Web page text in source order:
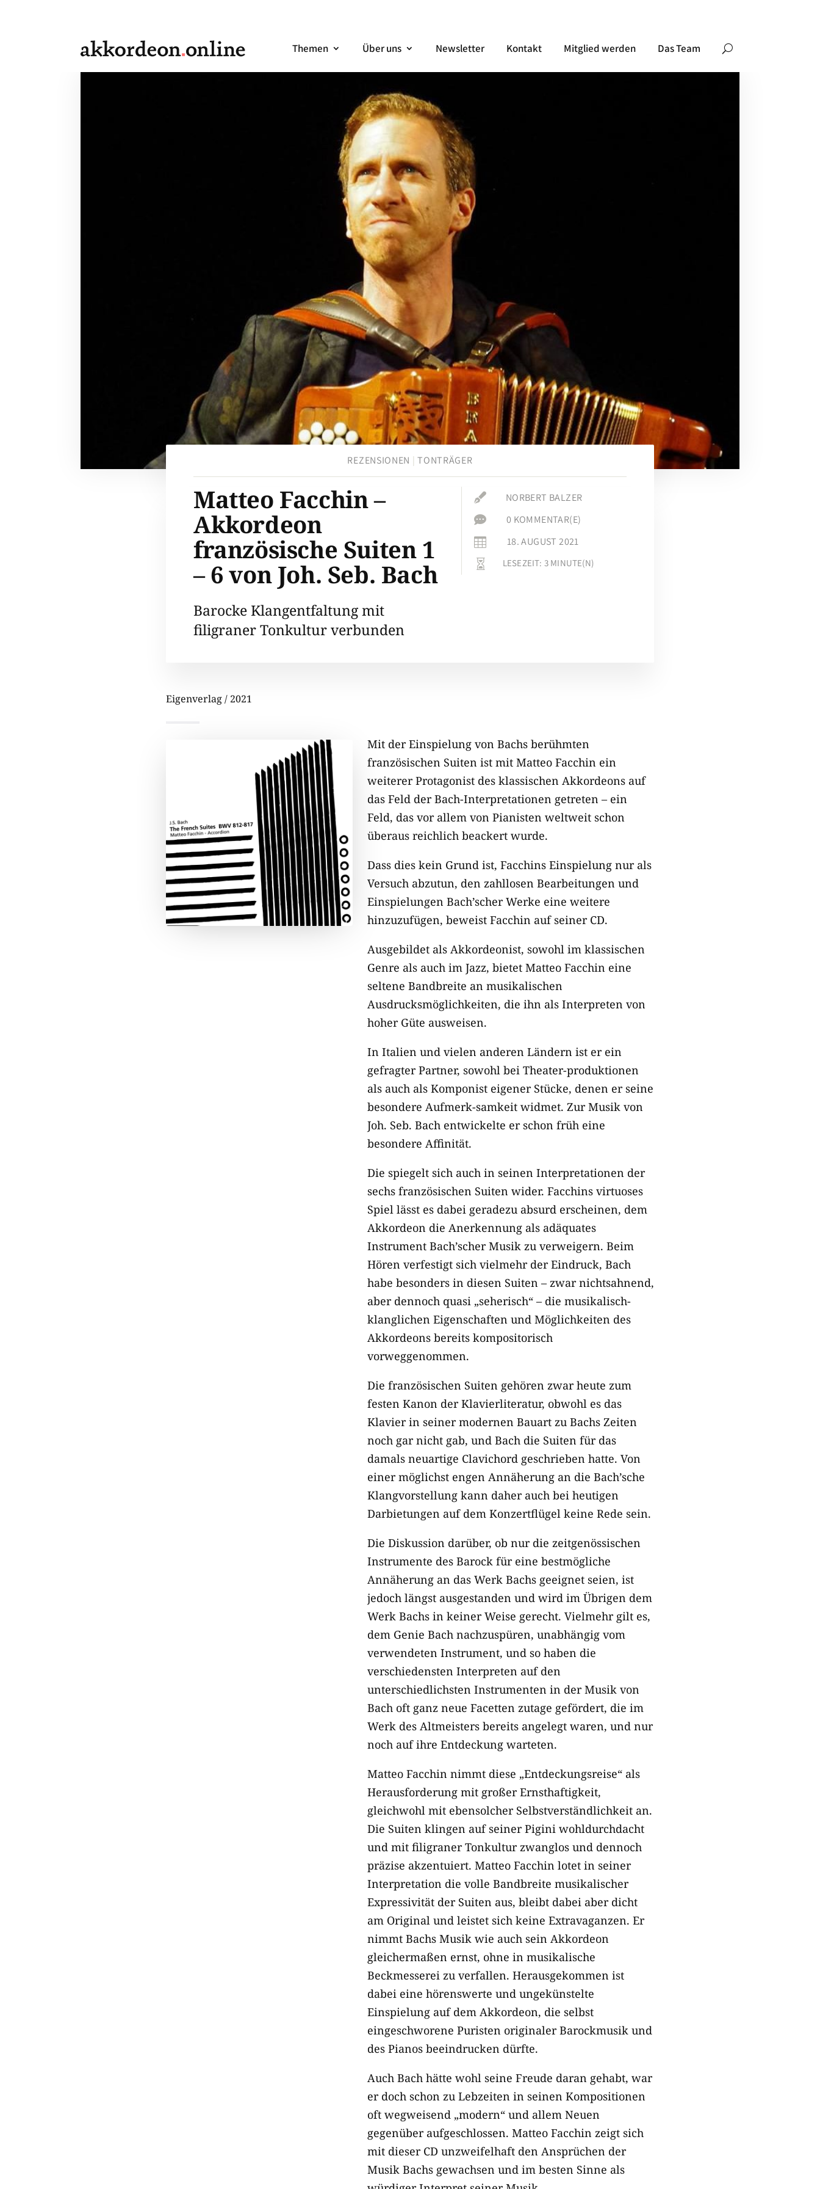
Themen Über uns Newsletter Kontakt Mitglied werden Das Team
REZENSIONEN |TONTRÄGER
Matteo Facchin –
Akkordeon
französische Suiten 1
– 6 von Joh. Seb. Bach
Barocke Klangentfaltung mit
filigraner Tonkultur verbunden

NORBERT BALZER

0 KOMMENTAR(E)
 18. AUGUST 2021
 LESEZEIT: 3 MINUTE(N)
Eigenverlag / 2021
Mit der Einspielung von Bachs berühmten
französischen Suiten ist mit Matteo Facchin ein
weiterer Protagonist des klassischen Akkordeons auf
das Feld der Bach-Interpretationen getreten – ein
Feld, das vor allem von Pianisten weltweit schon
überaus reichlich beackert wurde.
Dass dies kein Grund ist, Facchins Einspielung nur als
Versuch abzutun, den zahllosen Bearbeitungen und
Einspielungen Bach’scher Werke eine weitere
hinzuzufügen, beweist Facchin auf seiner CD.
Ausgebildet als Akkordeonist, sowohl im klassischen
Genre als auch im Jazz, bietet Matteo Facchin eine
seltene Bandbreite an musikalischen
Ausdrucksmöglichkeiten, die ihn als Interpreten von
hoher Güte ausweisen.
In Italien und vielen anderen Ländern ist er ein
gefragter Partner, sowohl bei Theater-produktionen
als auch als Komponist eigener Stücke, denen er seine
besondere Aufmerk-samkeit widmet. Zur Musik von
Joh. Seb. Bach entwickelte er schon früh eine
besondere Affinität.
Die spiegelt sich auch in seinen Interpretationen der
sechs französischen Suiten wider. Facchins virtuoses
Spiel lässt es dabei geradezu absurd erscheinen, dem
Akkordeon die Anerkennung als adäquates
Instrument Bach’scher Musik zu verweigern. Beim
Hören verfestigt sich vielmehr der Eindruck, Bach
habe besonders in diesen Suiten – zwar nichtsahnend,
aber dennoch quasi „seherisch“ – die musikalisch-
klanglichen Eigenschaften und Möglichkeiten des
Akkordeons bereits kompositorisch
vorweggenommen.
Die französischen Suiten gehören zwar heute zum
festen Kanon der Klavierliteratur, obwohl es das
Klavier in seiner modernen Bauart zu Bachs Zeiten
noch gar nicht gab, und Bach die Suiten für das
damals neuartige Clavichord geschrieben hatte. Von
einer möglichst engen Annäherung an die Bach’sche
Klangvorstellung kann daher auch bei heutigen
Darbietungen auf dem Konzertflügel keine Rede sein.
Die Diskussion darüber, ob nur die zeitgenössischen
Instrumente des Barock für eine bestmögliche
Annäherung an das Werk Bachs geeignet seien, ist
jedoch längst ausgestanden und wird im Übrigen dem
Werk Bachs in keiner Weise gerecht. Vielmehr gilt es,
dem Genie Bach nachzuspüren, unabhängig vom
verwendeten Instrument, und so haben die
verschiedensten Interpreten auf den
unterschiedlichsten Instrumenten in der Musik von
Bach oft ganz neue Facetten zutage gefördert, die im
Werk des Altmeisters bereits angelegt waren, und nur
noch auf ihre Entdeckung warteten.
Matteo Facchin nimmt diese „Entdeckungsreise“ als
Herausforderung mit großer Ernsthaftigkeit,
gleichwohl mit ebensolcher Selbstverständlichkeit an.
Die Suiten klingen auf seiner Pigini wohldurchdacht
und mit filigraner Tonkultur zwanglos und dennoch
präzise akzentuiert. Matteo Facchin lotet in seiner
Interpretation die volle Bandbreite musikalischer
Expressivität der Suiten aus, bleibt dabei aber dicht
am Original und leistet sich keine Extravaganzen. Er
nimmt Bachs Musik wie auch sein Akkordeon
gleichermaßen ernst, ohne in musikalische
Beckmesserei zu verfallen. Herausgekommen ist
dabei eine hörenswerte und ungekünstelte
Einspielung auf dem Akkordeon, die selbst
eingeschworene Puristen originaler Barockmusik und
des Pianos beeindrucken dürfte.
Auch Bach hätte wohl seine Freude daran gehabt, war
er doch schon zu Lebzeiten in seinen Kompositionen
oft wegweisend „modern“ und allem Neuen
gegenüber aufgeschlossen. Matteo Facchin zeigt sich
mit dieser CD unzweifelhaft den Ansprüchen der
Musik Bachs gewachsen und im besten Sinne als